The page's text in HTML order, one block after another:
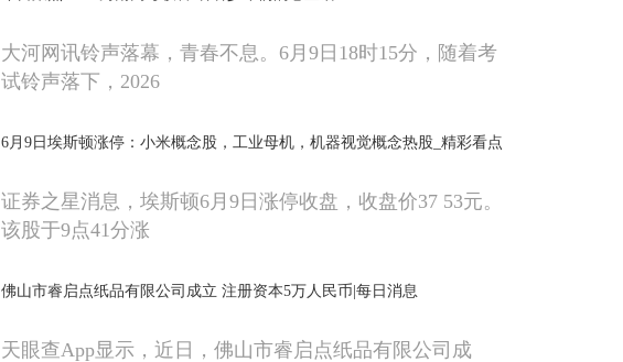
大河网讯铃声落幕，青春不息。6月9日18时15分，随着考
试铃声落下，2026
6月9日埃斯顿涨停：小米概念股，工业母机，机器视觉概念热股_精彩看点
证券之星消息，埃斯顿6月9日涨停收盘，收盘价37 53元。
该股于9点41分涨
佛山市睿启点纸品有限公司成立 注册资本5万人民币|每日消息
天眼查App显示，近日，佛山市睿启点纸品有限公司成